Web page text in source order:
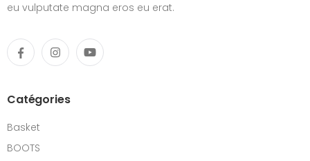
eu vulputate magna eros eu erat.
Catégories
Basket
BOOTS